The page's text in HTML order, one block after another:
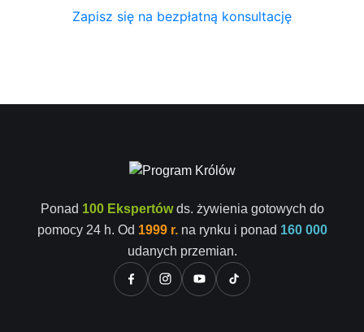
Zapisz się na bezpłatną konsultację
Ponad 100 Ekspertówds. żywienia gotowych do
pomocy 24 h. Od 1999 r.na rynku i ponad 160 000
udanych przemian.